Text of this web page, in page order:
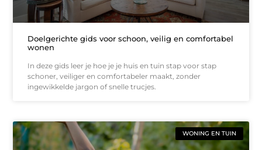
Doelgerichte gids voor schoon, veilig en comfortabel
wonen
In deze gids leer je hoe je je huis en tuin stap voor stap
schoner, veiliger en comfortabeler maakt, zonder
ingewikkelde jargon of snelle trucjes.
WONING EN TUIN